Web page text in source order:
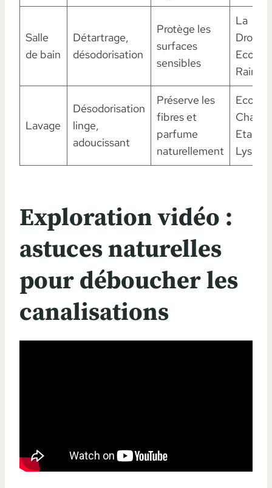
Salle
de bain
Détartrage,
désodorisation
Protège les
surfaces
sensibles
La
Rainett
Lavage
Désodorisation
linge,
adoucissant
Préserve les
fibres et
parfume
naturellement
Chat,
Lys
Exploration vidéo :
astuces naturelles
pour déboucher les
canalisations